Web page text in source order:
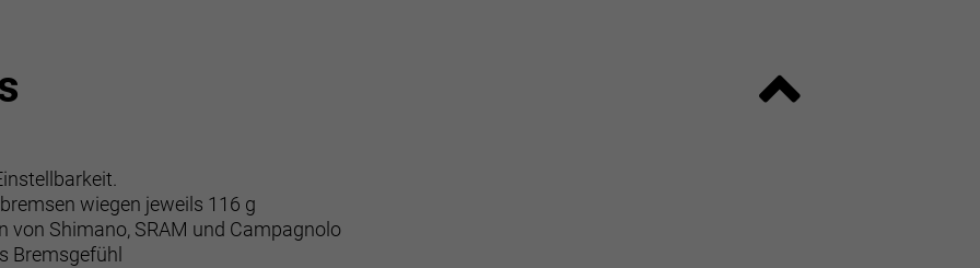
wiegen jeweils 116 g
von Shimano, SRAM und Campagnolo
Bremsgefühl